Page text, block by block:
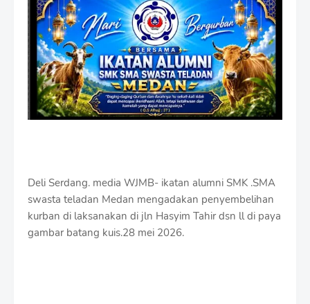
Deli Serdang. media WJMB- ikatan alumni SMK .SMA
swasta teladan Medan mengadakan penyembelihan
kurban di laksanakan di jln Hasyim Tahir dsn ll di paya
gambar batang kuis.28 mei 2026.